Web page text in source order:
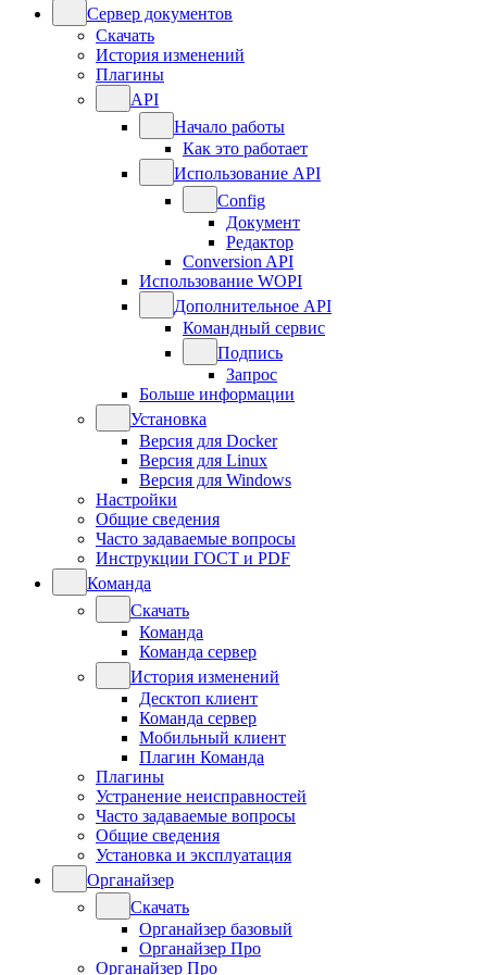
Сервер документов
Скачать
История изменений
Плагины
API
Начало работы
Как это работает
Использование API
Config
Документ
Редактор
Conversion API
Использование WOPI
Дополнительное API
Командный сервис
Подпись
Запрос
Больше информации
Установка
Версия для Docker
Версия для Linux
Версия для Windows
Настройки
Общие сведения
Часто задаваемые вопросы
Инструкции ГОСТ и PDF
Команда
Скачать
Команда
Команда сервер
История изменений
Десктоп клиент
Команда сервер
Мобильный клиент
Плагин Команда
Плагины
Устранение неисправностей
Часто задаваемые вопросы
Общие сведения
Установка и эксплуатация
Органайзер
Скачать
Органайзер базовый
Органайзер Про
Органайзер Про